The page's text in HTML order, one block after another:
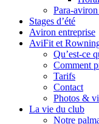
Para-
Stages d’été
Aviron entreprise
AviFit et
Qu’est-ce
Comment
Tarifs
Contact
Photos &
La vie du club
Notre